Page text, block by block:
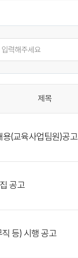
제목
(교육사업팀원)공고
공고
등) 시행 공고